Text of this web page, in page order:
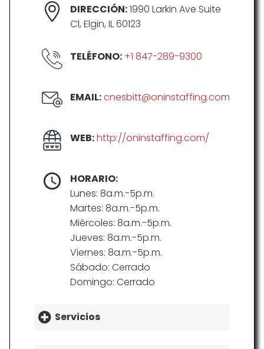
DIRECCIÓN:1990 Larkin Ave Suite
C1, Elgin, IL 60123
TELÉFONO: +1 847-289-9300
EMAIL:cnesbitt@oninstaffing.com
WEB:http://oninstaffing.com/
HORARIO:
Lunes: 8a.m.-5p.m.
Martes: 8a.m.-5p.m.
Miércoles: 8a.m.-5p.m.
Jueves: 8a.m.-5p.m.
Viernes: 8a.m.-5p.m.
Sábado: Cerrado
Domingo: Cerrado
Servicios